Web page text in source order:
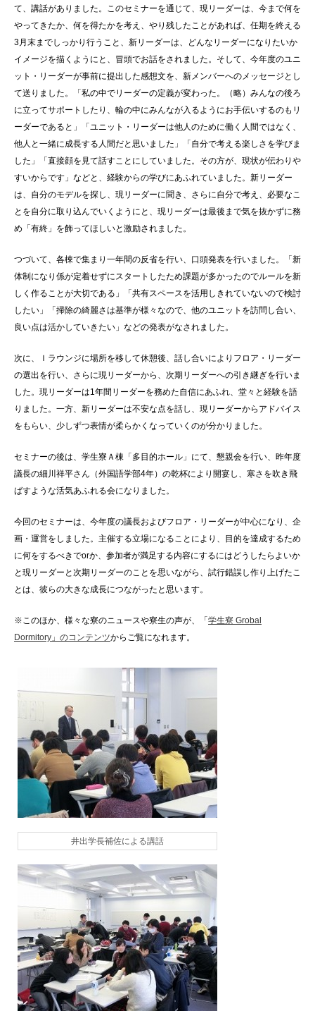
て、講話がありました。このセミナーを通じて、現リーダーは、今まで何を
やってきたか、何を得たかを考え、やり残したことがあれば、任期を終える
3月末までしっかり行うこと、新リーダーは、どんなリーダーになりたいか
イメージを描くようにと、冒頭でお話をされました。そして、今年度のユニ
ット・リーダーが事前に提出した感想文を、新メンバーへのメッセージとし
て送りました。「私の中でリーダーの定義が変わった。（略）みんなの後ろ
に立ってサポートしたり、輪の中にみんなが入るようにお手伝いするのもリ
ーダーであると」「ユニット・リーダーは他人のために働く人間ではなく、
他人と一緒に成長する人間だと思いました」「自分で考える楽しさを学びま
した」「直接顔を見て話すことにしていました。その方が、現状が伝わりや
すいからです」などと、経験からの学びにあふれていました。新リーダー
は、自分のモデルを探し、現リーダーに聞き、さらに自分で考え、必要なこ
とを自分に取り込んでいくようにと、現リーダーは最後まで気を抜かずに務
め「有終」を飾ってほしいと激励されました。
つづいて、各棟で集まり一年間の反省を行い、口頭発表を行いました。「新
体制になり係が定着せずにスタートしたため課題が多かったのでルールを新
しく作ることが大切である」「共有スペースを活用しきれていないので検討
したい」「掃除の綺麗さは基準が様々なので、他のユニットを訪問し合い、
良い点は活かしていきたい」などの発表がなされました。
次に、Ｉラウンジに場所を移して休憩後、話し合いによりフロア・リーダー
の選出を行い、さらに現リーダーから、次期リーダーへの引き継ぎを行いま
した。現リーダーは1年間リーダーを務めた自信にあふれ、堂々と経験を語
りました。一方、新リーダーは不安な点を話し、現リーダーからアドバイス
をもらい、少しずつ表情が柔らかくなっていくのが分かりました。
セミナーの後は、学生寮Ａ棟「多目的ホール」にて、懇親会を行い、昨年度
議長の細川祥平さん（外国語学部4年）の乾杯により開宴し、寒さを吹き飛
ばすような活気あふれる会になりました。
今回のセミナーは、今年度の議長およびフロア・リーダーが中心になり、企
画・運営をしました。主催する立場になることにより、目的を達成するため
に何をするべきでorか、参加者が満足する内容にするにはどうしたらよいか
と現リーダーと次期リーダーのことを思いながら、試行錯誤し作り上げたこ
とは、彼らの大きな成長につながったと思います。
※このほか、様々な寮のニュースや寮生の声が、「 学生寮 Grobal
Dormitory」のコンテンツからご覧になれます。
井出学長補佐による講話